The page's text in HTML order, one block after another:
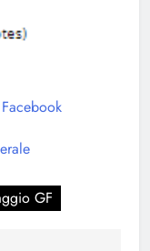
Facebook
GF